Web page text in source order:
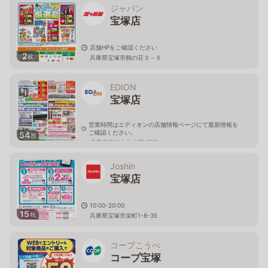
2枚
ジャパン
宝塚店
店舗HPをご確認ください
兵庫県宝塚市鶴の荘３－６
54枚
EDION
宝塚店
営業時間はエディオンの店舗情報ページにて最新情報を
ご確認ください。
兵庫県宝塚市安倉西1丁目1-1
15枚
Joshin
宝塚店
10:00-20:00
兵庫県宝塚市栄町1-8-35
コープこうべ
コープ宝塚